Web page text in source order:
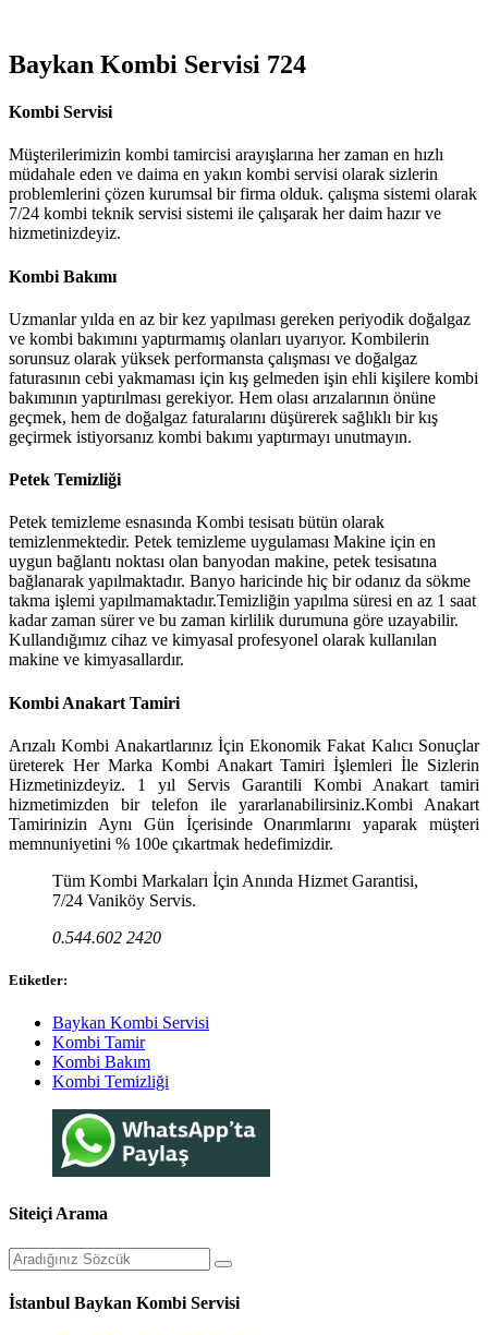
Baykan Kombi Servisi 724
Kombi Servisi
Müşterilerimizin kombi tamircisi arayışlarına her zaman en hızlı
müdahale eden ve daima en yakın kombi servisi olarak sizlerin
problemlerini çözen kurumsal bir firma olduk. çalışma sistemi olarak
7/24 kombi teknik servisi sistemi ile çalışarak her daim hazır ve
hizmetinizdeyiz.
Kombi Bakımı
Uzmanlar yılda en az bir kez yapılması gereken periyodik doğalgaz
ve kombi bakımını yaptırmamış olanları uyarıyor. Kombilerin
sorunsuz olarak yüksek performansta çalışması ve doğalgaz
faturasının cebi yakmaması için kış gelmeden işin ehli kişilere kombi
bakımının yaptırılması gerekiyor. Hem olası arızalarının önüne
geçmek, hem de doğalgaz faturalarını düşürerek sağlıklı bir kış
geçirmek istiyorsanız kombi bakımı yaptırmayı unutmayın.
Petek Temizliği
Petek temizleme esnasında Kombi tesisatı bütün olarak
temizlenmektedir. Petek temizleme uygulaması Makine için en
uygun bağlantı noktası olan banyodan makine, petek tesisatına
bağlanarak yapılmaktadır. Banyo haricinde hiç bir odanız da sökme
takma işlemi yapılmamaktadır.Temizliğin yapılma süresi en az 1 saat
kadar zaman sürer ve bu zaman kirlilik durumuna göre uzayabilir.
Kullandığımız cihaz ve kimyasal profesyonel olarak kullanılan
makine ve kimyasallardır.
Kombi Anakart Tamiri
Arızalı Kombi Anakartlarınız İçin Ekonomik Fakat Kalıcı Sonuçlar
üreterek Her Marka Kombi Anakart Tamiri İşlemleri İle Sizlerin
Hizmetinizdeyiz. 1 yıl Servis Garantili Kombi Anakart tamiri
hizmetimizden bir telefon ile yararlanabilirsiniz.Kombi Anakart
Tamirinizin Aynı Gün İçerisinde Onarımlarını yaparak müşteri
memnuniyetini % 100e çıkartmak hedefimizdir.
Tüm Kombi Markaları İçin Anında Hizmet Garantisi,
7/24 Vaniköy Servis.
0.544.602 2420
Etiketler:
Baykan Kombi Servisi
Kombi Tamir
Kombi Bakım
Kombi Temizliği
Siteiçi Arama
İstanbul Baykan Kombi Servisi